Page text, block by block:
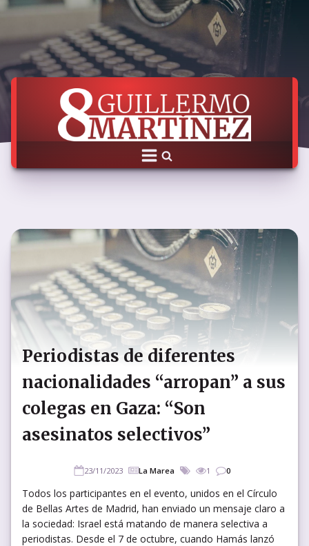
Periodistas de diferentes
nacionalidades “arropan” a sus
colegas en Gaza: “Son
asesinatos selectivos”
23/11/2023 La Marea 1 0
Todos los participantes en el evento, unidos en el Círculo
de Bellas Artes de Madrid, han enviado un mensaje claro a
la sociedad: Israel está matando de manera selectiva a
periodistas. Desde el 7 de octubre, cuando Hamás lanzó